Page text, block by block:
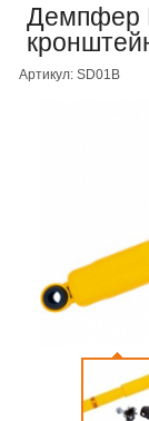
Демпфер
Артикул: SD01B